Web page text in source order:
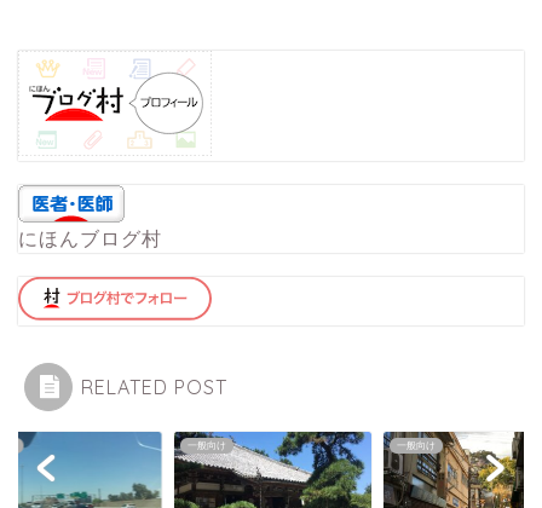
にほんブログ村
RELATED POST
一般向け 一般向け